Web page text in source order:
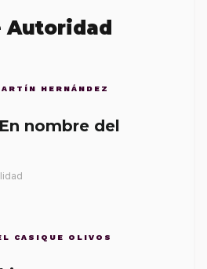
Autoridad
HERNÁNDEZ
nombre del
CASIQUE OLIVOS